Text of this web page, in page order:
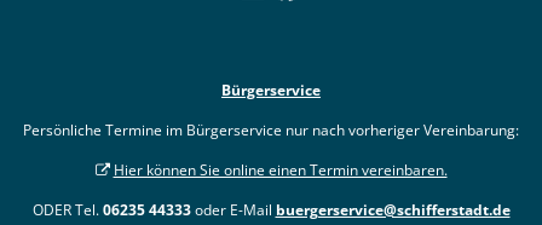
Bürgerservice
Persönliche Termine im Bürgerservice nur nach vorheriger Vereinbarung:
Hier können Sie online einen Termin vereinbaren.
ODER Tel.06235 44333oder E-Mail buergerservice@schifferstadt.de